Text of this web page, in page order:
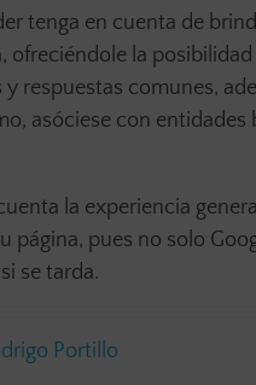
tenga en cuenta de
ofreciéndole la
respuestas comunes,
asóciese con
la experiencia
página, pues no solo
se tarda.
Portillo